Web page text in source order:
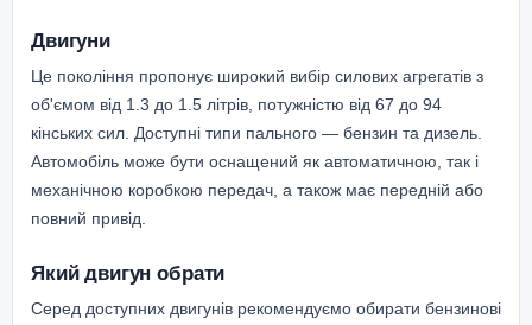
Двигуни
Це покоління пропонує широкий вибір силових агрегатів з
об'ємом від 1.3 до 1.5 літрів, потужністю від 67 до 94
кінських сил. Доступні типи пального — бензин та дизель.
Автомобіль може бути оснащений як автоматичною, так і
механічною коробкою передач, а також має передній або
повний привід.
Який двигун обрати
Серед доступних двигунів рекомендуємо обирати бензинові